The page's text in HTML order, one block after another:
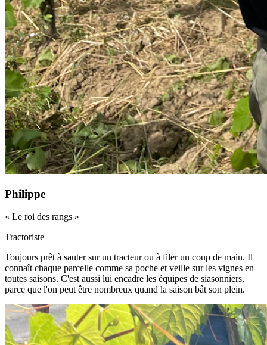
Philippe
« Le roi des rangs »
Tractoriste
Toujours prêt à sauter sur un tracteur ou à filer un coup de main. Il
connaît chaque parcelle comme sa poche et veille sur les vignes en
toutes saisons. C'est aussi lui encadre les équipes de siasonniers,
parce que l'on peut être nombreux quand la saison bât son plein.